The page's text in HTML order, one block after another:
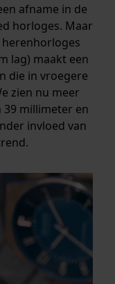
afname in de
horloges. Maar
lag) maakt een
die in vroegere
zien nu meer
39 millimeter en
invloed van